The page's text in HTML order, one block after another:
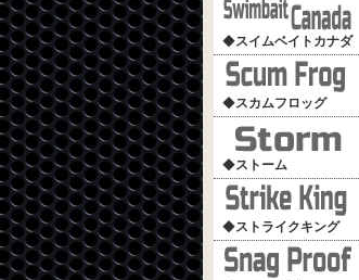
◆スイムベイトカナダ
◆スカムフロッグ
◆ストーム
◆ストライクキング